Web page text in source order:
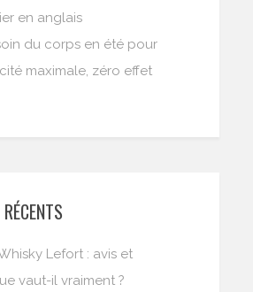
en anglais
du corps en été pour
maximale, zéro effet
Lefort : avis et
vaut-il vraiment ?